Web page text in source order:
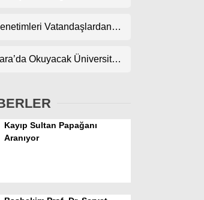
Vatandaşlardan
Okuyacak Üniversite
Kayıp Sultan Papağanı
Aranıyor